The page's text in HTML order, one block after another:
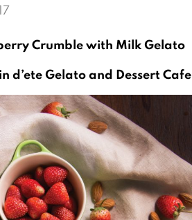
Crumble with Milk Gelato
d’ete Gelato and Dessert Cafe